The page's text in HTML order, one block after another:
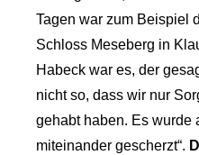
Tagen war zum Beispiel
Schloss Meseberg in
Habeck war es, der
nicht so, dass wir nur
gehabt haben. Es wurde
miteinander gescherzt“.